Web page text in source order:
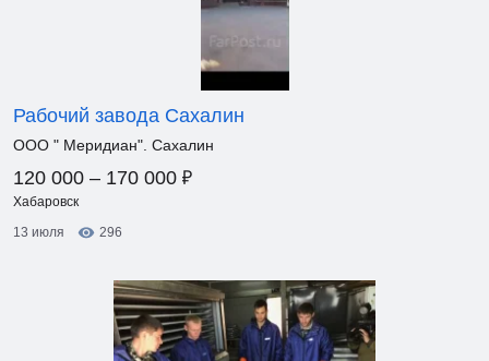
Рабочий завода Сахалин
ООО " Меридиан". Сахалин
120 000 – 170 000 ₽
Хабаровск
13 июля
296